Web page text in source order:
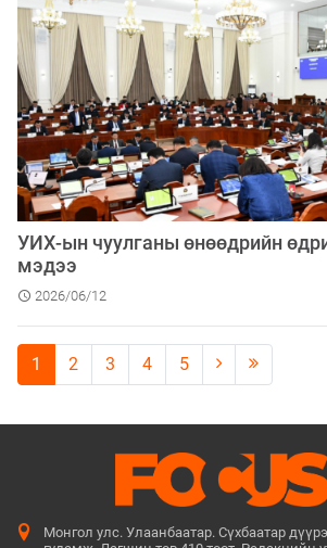
​УИХ-ын чуулганы өнөөдрийн
мэдээ
2026/06/12
1 2 3 4 5
Монгол улс. Улаанбаатар. Сүхбаатар